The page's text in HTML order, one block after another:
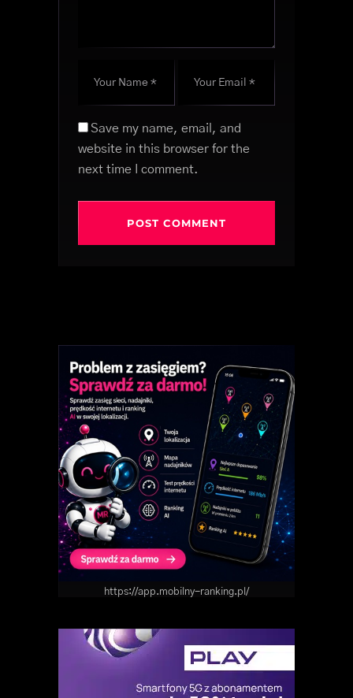
Save my name, email, and
website in this browser for the
next time I comment.
https://app.mobilny-ranking.pl/